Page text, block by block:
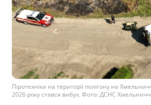
Піротехніки на території полігону на
2026 року стався вибух. Фото: ДСНС